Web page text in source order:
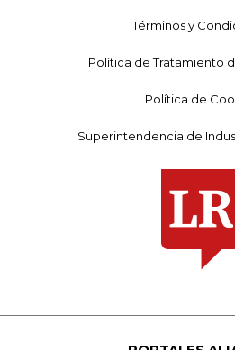
Términos y
Política de Tratamiento
Política de
Superintendencia de